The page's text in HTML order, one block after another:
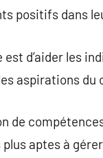
positifs dans
d’aider les
aspirations du
de
aptes à